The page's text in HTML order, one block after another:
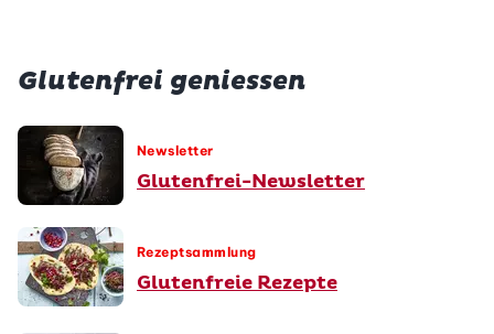
Glutenfrei geniessen
Newsletter
Glutenfrei-Newsletter
Rezeptsammlung
Glutenfreie Rezepte